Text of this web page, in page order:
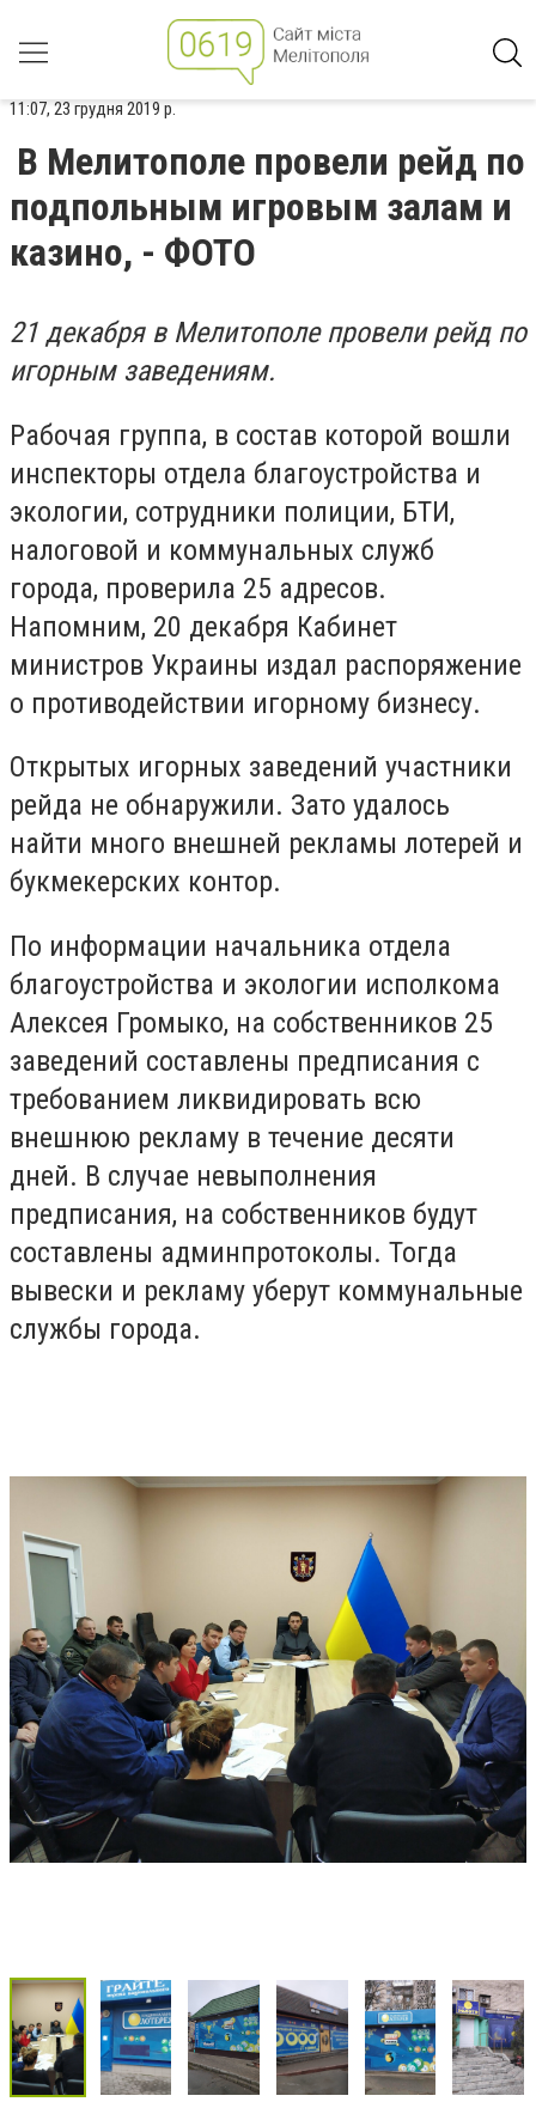
11:07, 23 грудня 2019 р.
В Мелитополе провели рейд по
подпольным игровым залам и
казино, - ФОТО
21 декабря в Мелитополе провели рейд по
игорным заведениям.
Рабочая группа, в состав которой вошли
инспекторы отдела благоустройства и
экологии, сотрудники полиции, БТИ,
налоговой и коммунальных служб
города, проверила 25 адресов.
Напомним, 20 декабря Кабинет
министров Украины издал распоряжение
о противодействии игорному бизнесу.
Открытых игорных заведений участники
рейда не обнаружили. Зато удалось
найти много внешней рекламы лотерей и
букмекерских контор.
По информации начальника отдела
благоустройства и экологии исполкома
Алексея Громыко, на собственников 25
заведений составлены предписания с
требованием ликвидировать всю
внешнюю рекламу в течение десяти
дней. В случае невыполнения
предписания, на собственников будут
составлены админпротоколы. Тогда
вывески и рекламу уберут коммунальные
службы города.